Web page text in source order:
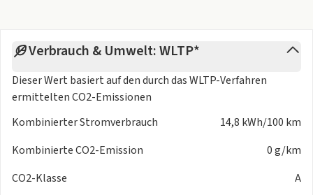
Verbrauch & Umwelt: WLTP*
Dieser Wert basiert auf den durch dasWLTP-Verfahren
ermittelten CO2-Emissionen
Kombinierter Stromverbrauch
14,8 kWh/100 km
Kombinierte CO2-Emission
0 g/km
CO2-Klasse
A